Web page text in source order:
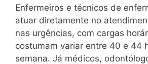
Enfermeiros e técnicos de
atuar diretamente no
nas urgências, com cargas
costumam variar entre 40 e 44
semana. Já médicos,